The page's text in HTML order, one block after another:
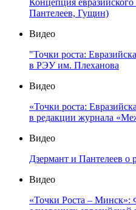
Концепция
Пантелеев, Гущин)
Видео
"Точки роста:
в РЭУ им. Плеханова
Видео
«Точки роста:
в редакции журнала
Видео
Дзермант и Пантелеев о
Видео
«Точки Роста – Минск»: